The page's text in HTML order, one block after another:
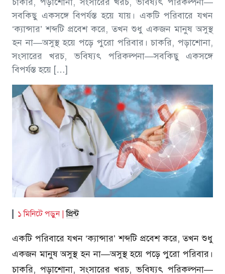
সবকিছু একসঙ্গে বিপর্যস্ত হয়ে যায়। একটি পরিবারে যখন
‘ক্যান্সার’ শব্দটি প্রবেশ করে, তখন শুধু একজন মানুষ অসুস্থ
হন না—অসুস্থ হয়ে পড়ে পুরো পরিবার। চাকরি, পড়াশোনা,
সংসারের খরচ, ভবিষ্যৎ পরিকল্পনা—সবকিছু একসঙ্গে
বিপর্যস্ত হয়ে […]
১ মিনিটে পড়ুন |প্রিন্ট
একটি পরিবারে যখন ‘ক্যান্সার’ শব্দটি প্রবেশ করে, তখন শুধু
একজন মানুষ অসুস্থ হন না—অসুস্থ হয়ে পড়ে পুরো পরিবার।
চাকরি, পড়াশোনা, সংসারের খরচ, ভবিষ্যৎ পরিকল্পনা—